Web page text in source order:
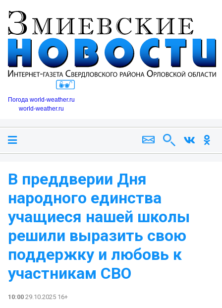
Погода world-weather.ru
world-weather.ru
В преддверии Дня
народного единства
учащиеся нашей школы
решили выразить свою
поддержку и любовь к
участникам СВО
10:00 29.10.2025 16+